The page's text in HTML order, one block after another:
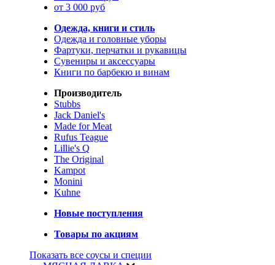
от 3 000 руб
Одежда, книги и стиль
Одежда и головные уборы
Фартуки, перчатки и рукавицы
Сувениры и аксессуары
Книги по барбекю и винам
Производитель
Stubbs
Jack Daniel's
Made for Meat
Rufus Teague
Lillie's Q
The Original
Kampot
Monini
Kuhne
Новые поступления
Товары по акциям
Показать все соусы и специи